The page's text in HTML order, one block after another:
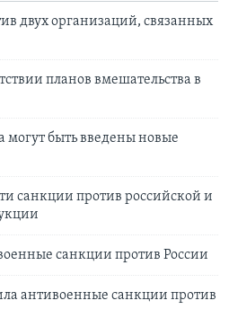
двух организаций, связанных
планов вмешательства в
быть введены новые
санкции против российской и
санкции против России
антивоенные санкции против